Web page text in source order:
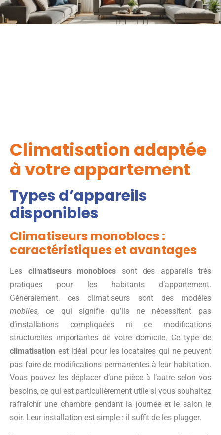
Climatisation adaptée
à votre appartement
Types d’appareils
disponibles
Climatiseurs monoblocs :
caractéristiques et avantages
Les climatiseurs monoblocs sont des appareils très
pratiques pour les habitants d’appartement.
Généralement, ces climatiseurs sont des modèles
mobiles, ce qui signifie qu’ils ne nécessitent pas
d’installations compliquées ni de modifications
structurelles importantes de votre domicile. Ce type de
climatisation est idéal pour les locataires qui ne peuvent
pas faire de modifications permanentes à leur habitation.
Vous pouvez les déplacer d’une pièce à l’autre selon vos
besoins, ce qui est particulièrement utile si vous souhaitez
rafraîchir une chambre pendant la journée et le salon le
soir. Leur installation est simple : il suffit de les plugger.